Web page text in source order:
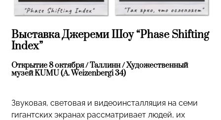
Выставка Джереми Шоу “Phase Shifting
Index”
Открытие 8 октября / Таллинн / Художественный
музей KUMU (A. Weizenbergi 34)
Звуковая, световая и видеоинсталляция на семи
гигантских экранах рассматривает людей, их